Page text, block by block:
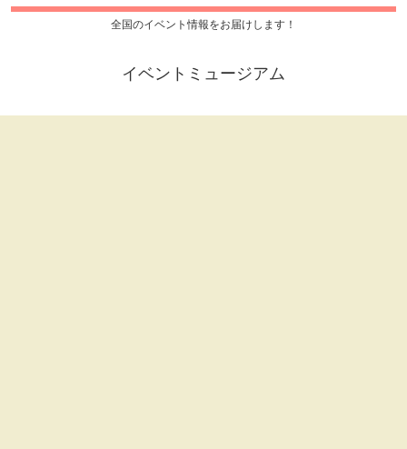
全国のイベント情報をお届けします！
イベントミュージアム